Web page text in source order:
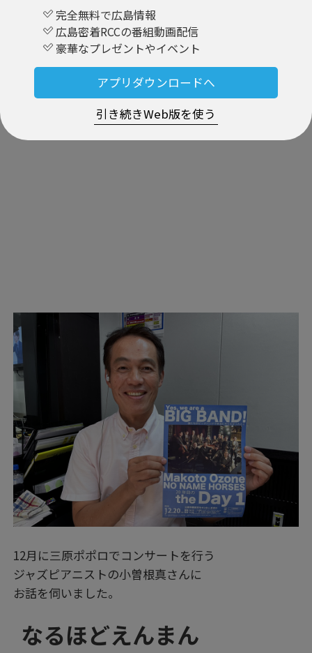
完全無料で広島情報
広島密着RCCの番組動画配信
豪華なプレゼントやイベント
アプリダウンロードへ
引き続きWeb版を使う
12月に三原ポポロでコンサートを行う
ジャズピアニストの小曽根真さんに
お話を伺いました。
なるほどえんまん